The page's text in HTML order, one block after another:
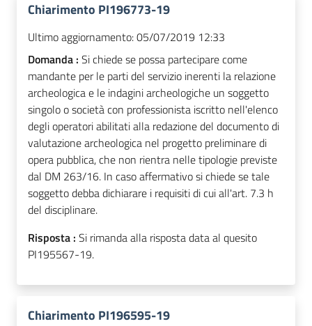
Chiarimento PI196773-19
Ultimo aggiornamento:05/07/2019 12:33
Domanda : Si chiede se possa partecipare come
mandante per le parti del servizio inerenti la relazione
archeologica e le indagini archeologiche un soggetto
singolo o società con professionista iscritto nell'elenco
degli operatori abilitati alla redazione del documento di
valutazione archeologica nel progetto preliminare di
opera pubblica, che non rientra nelle tipologie previste
dal DM 263/16. In caso affermativo si chiede se tale
soggetto debba dichiarare i requisiti di cui all'art. 7.3 h
del disciplinare.
Risposta : Si rimanda alla risposta data al quesito
PI195567-19.
Chiarimento PI196595-19